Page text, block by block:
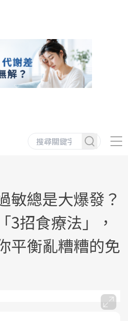
敏總是大爆發？
3招食療法」，
平衡亂糟糟的免